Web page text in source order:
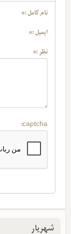
نام کامل :*
ایمیل :*
نظر :*
captcha:
شهریار